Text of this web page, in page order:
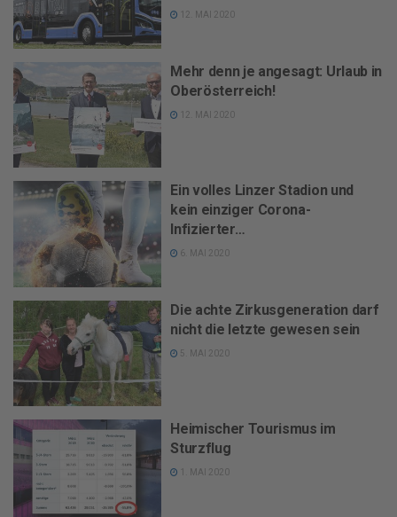
12. MAI 2020
Mehr denn je angesagt: Urlaub in
Oberösterreich!
12. MAI 2020
Ein volles Linzer Stadion und
kein einziger Corona-
Infizierter…
6. MAI 2020
Die achte Zirkusgeneration darf
nicht die letzte gewesen sein
5. MAI 2020
Heimischer Tourismus im
Sturzflug
1. MAI 2020